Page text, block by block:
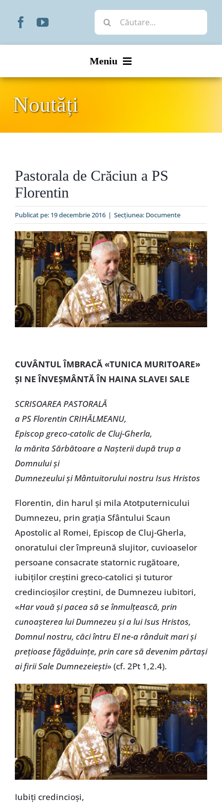
Cautare...
Meniu
Organizare
Liturgic
Special
Noutăți
Pastorala de Crăciun a PS
Florentin
Publicat pe: 19 decembrie 2016 | Secțiunea: Documente
CUVÂNTUL ÎMBRACĂ «TUNICA MURITOARE»
ȘI NE ÎNVEȘMÂNTĂ ÎN HAINA SLAVEI SALE
SCRISOAREA PASTORALĂ
a PS Florentin CRIHĂLMEANU,
Episcop greco-catolic de Cluj-Gherla,
la mărita Sărbătoare a Nașterii după trup a
Domnului și
Dumnezeului și Mântuitorului nostru Isus Hristos
Florentin, din harul și mila Atotputernicului
Dumnezeu, prin grația Sfântului Scaun
Apostolic al Romei, Episcop de Cluj-Gherla,
onoratului cler împreună slujitor, cuvioaselor
persoane consacrate statornic rugătoare,
iubiților creștini greco-catolici și tuturor
credincioșilor creștini, de Dumnezeu iubitori,
«Har vouă și pacea să se înmulțească, prin
cunoașterea lui Dumnezeu și a lui Isus Hristos,
Domnul nostru, căci întru El ne-a rânduit mari și
prețioase făgăduințe, prin care să devenim părtași
ai firii Sale Dumnezeiești» (cf. 2Pt 1,2.4).
Iubiți credincioși,